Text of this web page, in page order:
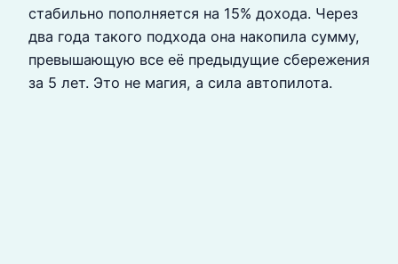
стабильно пополняется на 15% дохода. Через
два года такого подхода она накопила сумму,
превышающую все её предыдущие сбережения
за 5 лет. Это не магия, а сила автопилота.